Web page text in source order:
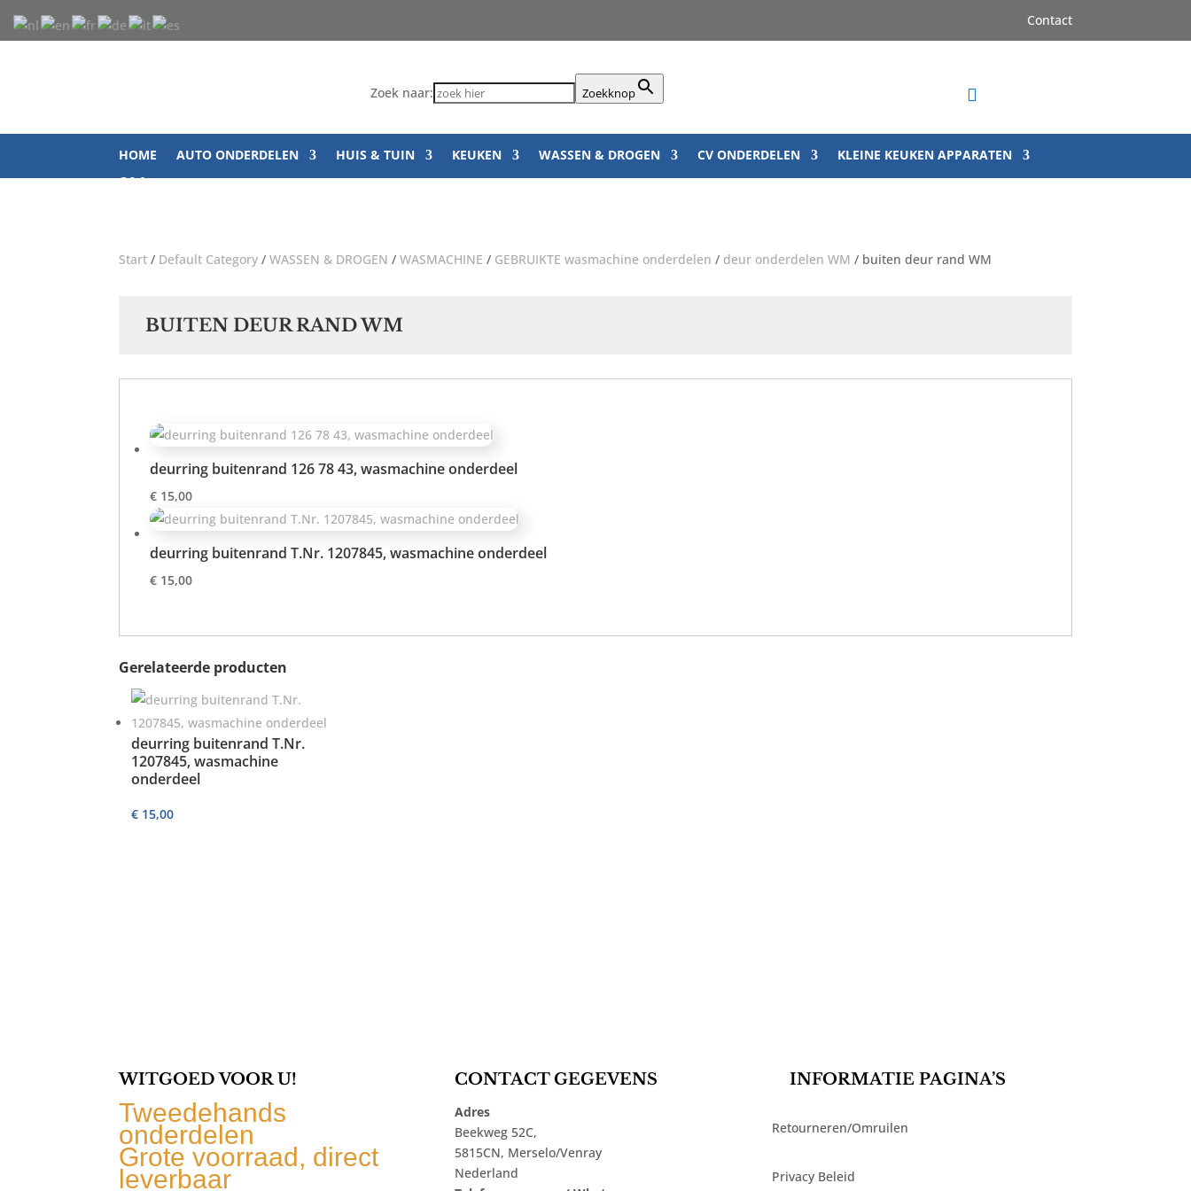
Contact
Zoek naar: Zoekknop 
HOME AUTO ONDERDELEN HUIS & TUIN KEUKEN WASSEN & DROGEN CV ONDERDELEN
KLEINE KEUKEN APPARATEN
Q&A
Start / Default Category /WASSEN & DROGEN /WASMACHINE / GEBRUIKTE wasmachine onderdelen / deur onderdelen WM / buiten deur rand WM
BUITEN DEUR RAND WM
deurring buitenrand 126 78 43, wasmachine onderdeel
€ 15,00
deurring buitenrand T.Nr. 1207845, wasmachine onderdeel
€ 15,00
Gerelateerde producten
deurring buitenrand T.Nr.
1207845, wasmachine
onderdeel
€ 15,00
WITGOED VOOR U!
Tweedehands
onderdelen
Grote voorraad, direct
leverbaar
CONTACT GEGEVENS
Adres
Beekweg 52C,
5815CN, Merselo/Venray
Nederland
INFORMATIE PAGINA’S
Retourneren/Omruilen
Privacy Beleid